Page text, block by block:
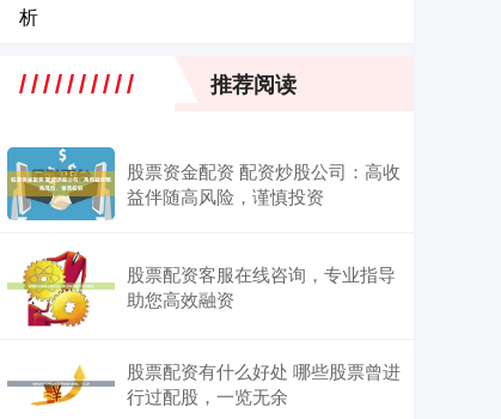
析
推荐阅读
股票资金配资 配资炒股公司：高收
益伴随高风险，谨慎投资
股票配资客服在线咨询，专业指导
助您高效融资
股票配资有什么好处 哪些股票曾进
行过配股，一览无余